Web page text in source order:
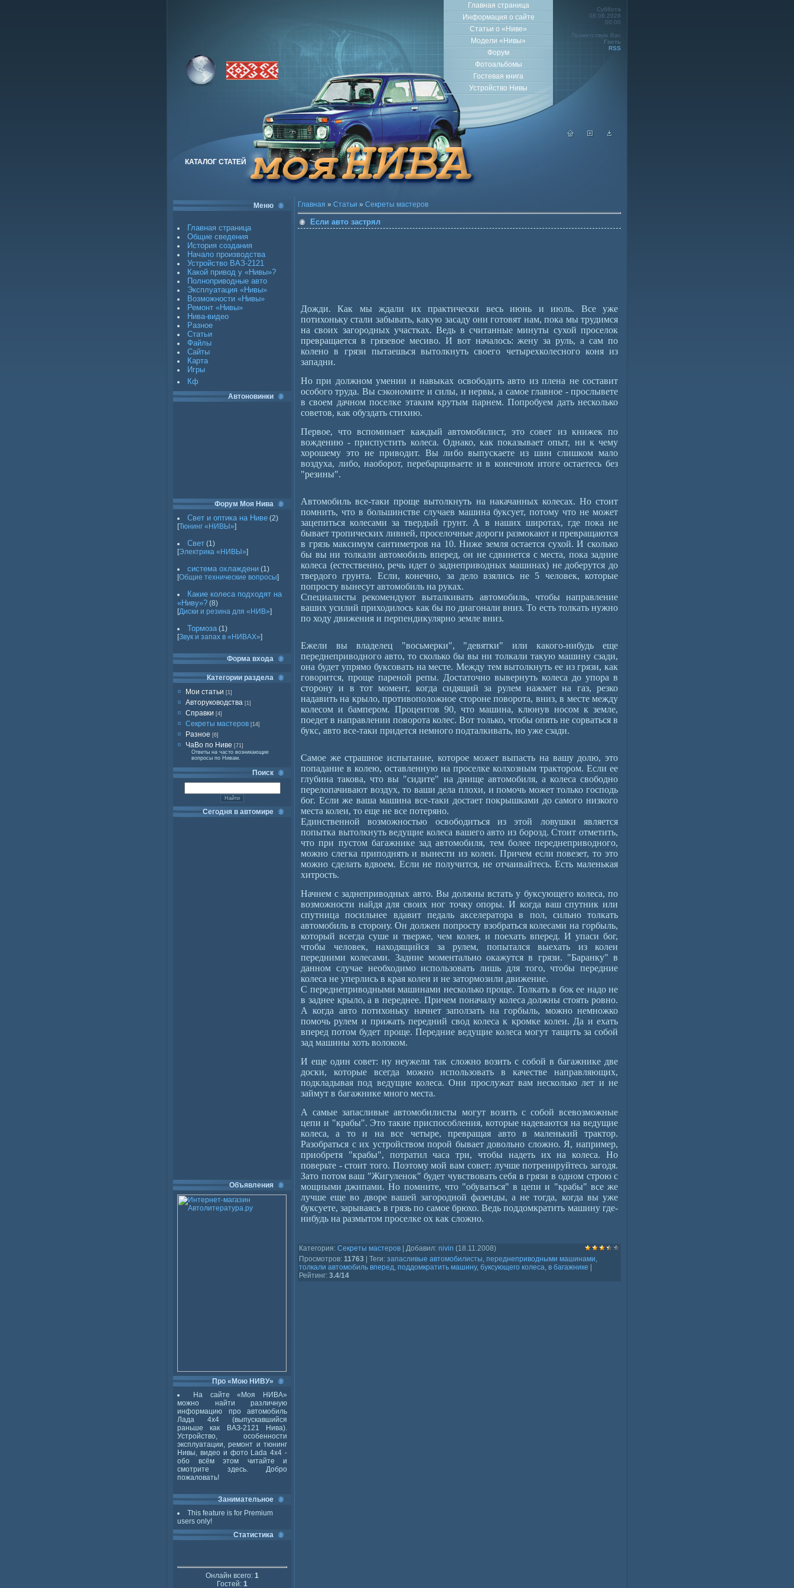
Главная страница
Информация о сайте
Статьи о «Ниве»
Модели «Нивы»
Форум
Фотоальбомы
Гостевая книга
Устройство Нивы
Суббота
08.08.2026
00:00
Приветствую Вас
Гость
RSS
КАТАЛОГ СТАТЕЙ
Меню
Главная страница
Общие сведения
История создания
Начало производства
Устройство ВАЗ-2121
Какой привод у «Нивы»?
Полноприводные авто
Эксплуатация «Нивы»
Возможности «Нивы»
Ремонт «Нивы»
Нива-видео
Разное
Статьи
Файлы
Сайты
Карта
Игры
Кф
Автоновинки
Форум Моя Нива
Свет и оптика на Ниве (2)
[Тюнинг «НИВЫ»]
Свет (1)
[Электрика «НИВЫ»]
система охлаждени (1)
[Общие технические вопросы]
Какие колеса подходят на
«Ниву»? (8)
[Диски и резина для «НИВ»]
Тормоза (1)
[Звук и запах в «НИВАХ»]
Форма входа
Категории раздела
Мои статьи [1]
Авторуководства [1]
Справки [4]
Секреты мастеров [14]
Разное [6]
ЧаВо по Ниве [71]
Ответы на часто возникающие
вопросы по Нивам.
Поиск
Сегодня в автомире
Объявления
Про «Мою НИВУ»
На сайте «Моя НИВА»
можно найти различную
информацию про автомобиль
Лада 4x4 (выпускавшийся
раньше как ВАЗ-2121 Нива).
Устройство, особенности
эксплуатации, ремонт и тюнинг
Нивы, видео и фото Lada 4x4 -
обо всём этом читайте и
смотрите здесь. Добро
пожаловать!
Занимательное
This feature is for Premium
users only!
Статистика
Онлайн всего: 1
Гостей: 1
Главная » Статьи » Секреты мастеров
Если авто застрял
Дожди. Как мы ждали их практически весь июнь и июль. Все уже
потихоньку стали забывать, какую засаду они готовят нам, пока мы трудимся
на своих загородных участках. Ведь в считанные минуты сухой проселок
превращается в грязевое месиво. И вот началось: жену за руль, а сам по
колено в грязи пытаешься вытолкнуть своего четырехколесного коня из
западни.
Но при должном умении и навыках освободить авто из плена не составит
особого труда. Вы сэкономите и силы, и нервы, а самое главное - прослывете
в своем дачном поселке этаким крутым парнем. Попробуем дать несколько
советов, как обуздать стихию.
Первое, что вспоминает каждый автомобилист, это совет из книжек по
вождению - приспустить колеса. Однако, как показывает опыт, ни к чему
хорошему это не приводит. Вы либо выпускаете из шин слишком мало
воздуха, либо, наоборот, перебарщиваете и в конечном итоге остаетесь без
"резины".
Автомобиль все-таки проще вытолкнуть на накачанных колесах. Но стоит
помнить, что в большинстве случаев машина буксует, потому что не может
зацепиться колесами за твердый грунт. А в наших широтах, где пока не
бывает тропических ливней, проселочные дороги размокают и превращаются
в грязь максимум сантиметров на 10. Ниже земля остается сухой. И сколько
бы вы ни толкали автомобиль вперед, он не сдвинется с места, пока задние
колеса (естественно, речь идет о заднеприводных машинах) не доберутся до
твердого грунта. Если, конечно, за дело взялись не 5 человек, которые
попросту вынесут автомобиль на руках.
Специалисты рекомендуют выталкивать автомобиль, чтобы направление
ваших усилий приходилось как бы по диагонали вниз. То есть толкать нужно
по ходу движения и перпендикулярно земле вниз.
Ежели вы владелец "восьмерки", "девятки" или какого-нибудь еще
переднеприводного авто, то сколько бы вы ни толкали такую машину сзади,
она будет упрямо буксовать на месте. Между тем вытолкнуть ее из грязи, как
говорится, проще пареной репы. Достаточно вывернуть колеса до упора в
сторону и в тот момент, когда сидящий за рулем нажмет на газ, резко
надавить на крыло, противоположное стороне поворота, вниз, в месте между
колесом и бампером. Процентов 90, что машина, клюнув носом к земле,
поедет в направлении поворота колес. Вот только, чтобы опять не сорваться в
букс, авто все-таки придется немного подталкивать, но уже сзади.
Самое же страшное испытание, которое может выпасть на вашу долю, это
попадание в колею, оставленную на проселке колхозным трактором. Если ее
глубина такова, что вы "сидите" на днище автомобиля, а колеса свободно
перелопачивают воздух, то ваши дела плохи, и помочь может только господь
бог. Если же ваша машина все-таки достает покрышками до самого низкого
места колеи, то еще не все потеряно.
Единственной возможностью освободиться из этой ловушки является
попытка вытолкнуть ведущие колеса вашего авто из борозд. Стоит отметить,
что при пустом багажнике зад автомобиля, тем более переднеприводного,
можно слегка приподнять и вынести из колеи. Причем если повезет, то это
можно сделать вдвоем. Если не получится, не отчаивайтесь. Есть маленькая
хитрость.
Начнем с заднеприводных авто. Вы должны встать у буксующего колеса, по
возможности найдя для своих ног точку опоры. И когда ваш спутник или
спутница посильнее вдавит педаль акселератора в пол, сильно толкать
автомобиль в сторону. Он должен попросту взобраться колесами на горбыль,
который всегда суше и тверже, чем колея, и поехать вперед. И упаси бог,
чтобы человек, находящийся за рулем, попытался выехать из колеи
передними колесами. Задние моментально окажутся в грязи. "Баранку" в
данном случае необходимо использовать лишь для того, чтобы передние
колеса не уперлись в края колеи и не затормозили движение.
С переднеприводными машинами несколько проще. Толкать в бок ее надо не
в заднее крыло, а в переднее. Причем поначалу колеса должны стоять ровно.
А когда авто потихоньку начнет заползать на горбыль, можно немножко
помочь рулем и прижать передний свод колеса к кромке колеи. Да и ехать
вперед потом будет проще. Передние ведущие колеса могут тащить за собой
зад машины хоть волоком.
И еще один совет: ну неужели так сложно возить с собой в багажнике две
доски, которые всегда можно использовать в качестве направляющих,
подкладывая под ведущие колеса. Они прослужат вам несколько лет и не
займут в багажнике много места.
А самые запасливые автомобилисты могут возить с собой всевозможные
цепи и "крабы". Это такие приспособления, которые надеваются на ведущие
колеса, а то и на все четыре, превращая авто в маленький трактор.
Разобраться с их устройством порой бывает довольно сложно. Я, например,
приобретя "крабы", потратил часа три, чтобы надеть их на колеса. Но
поверьте - стоит того. Поэтому мой вам совет: лучше потренируйтесь загодя.
Зато потом ваш "Жигуленок" будет чувствовать себя в грязи в одном строю с
мощными джипами. Но помните, что "обуваться" в цепи и "крабы" все же
лучше еще во дворе вашей загородной фазенды, а не тогда, когда вы уже
буксуете, зарываясь в грязь по самое брюхо. Ведь поддомкратить машину где-
нибудь на размытом проселке ох как сложно.
Категория: Секреты мастеров Добавил: nivin (18.11.2008)
Просмотров: 11763 Теги: запасливые автомобилисты, переднеприводными машинами,
толкали автомобиль вперед, поддомкратить машину, буксующего колеса, в багажнике
Рейтинг: 3.4/14